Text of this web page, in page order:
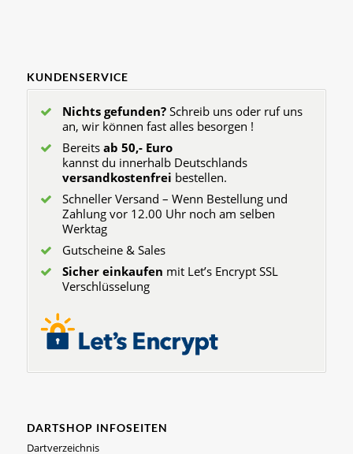
KUNDENSERVICE
Nichts gefunden?Schreib uns oder ruf uns
an, wir können fast alles besorgen !
Bereits ab 50,- Euro
kannst du innerhalb Deutschlands
versandkostenfrei bestellen.
Schneller Versand – Wenn Bestellung und
Zahlung vor 12.00 Uhr noch am selben
Werktag
Gutscheine & Sales
Sicher einkaufen mit Let’s Encrypt SSL
Verschlüsselung
DARTSHOP INFOSEITEN
Dartverzeichnis